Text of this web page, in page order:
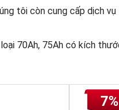
tôi còn cung cấp dịch
70Ah, 75Ah có kích
7%